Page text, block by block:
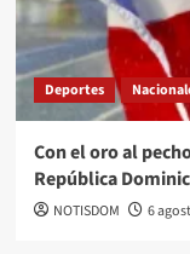
Deportes
Con el oro al
República
NOTISDOM 6